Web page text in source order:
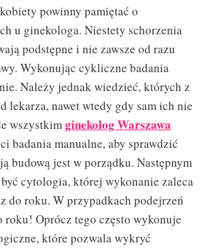
powinny pamiętać o
u ginekologa. Niestety schorzenia
podstępne i nie zawsze od razu
Wykonując cykliczne badania
Należy jednak wiedzieć, których z
lekarza, nawet wtedy gdy sam ich nie
wszystkimginekolog Warszawa
badania manualne, aby sprawdzić
budową jest w porządku. Następnym
cytologia, której wykonanie zaleca
do roku. W przypadkach podejrzeń
roku! Oprócz tego często wykonuje
które pozwala wykryć